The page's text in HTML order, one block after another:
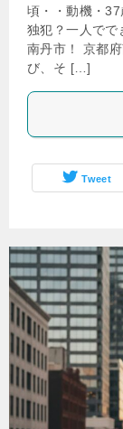
頃・・動機・
独犯？一人でで
南丹市！ 京都
び、そ […]
Tweet